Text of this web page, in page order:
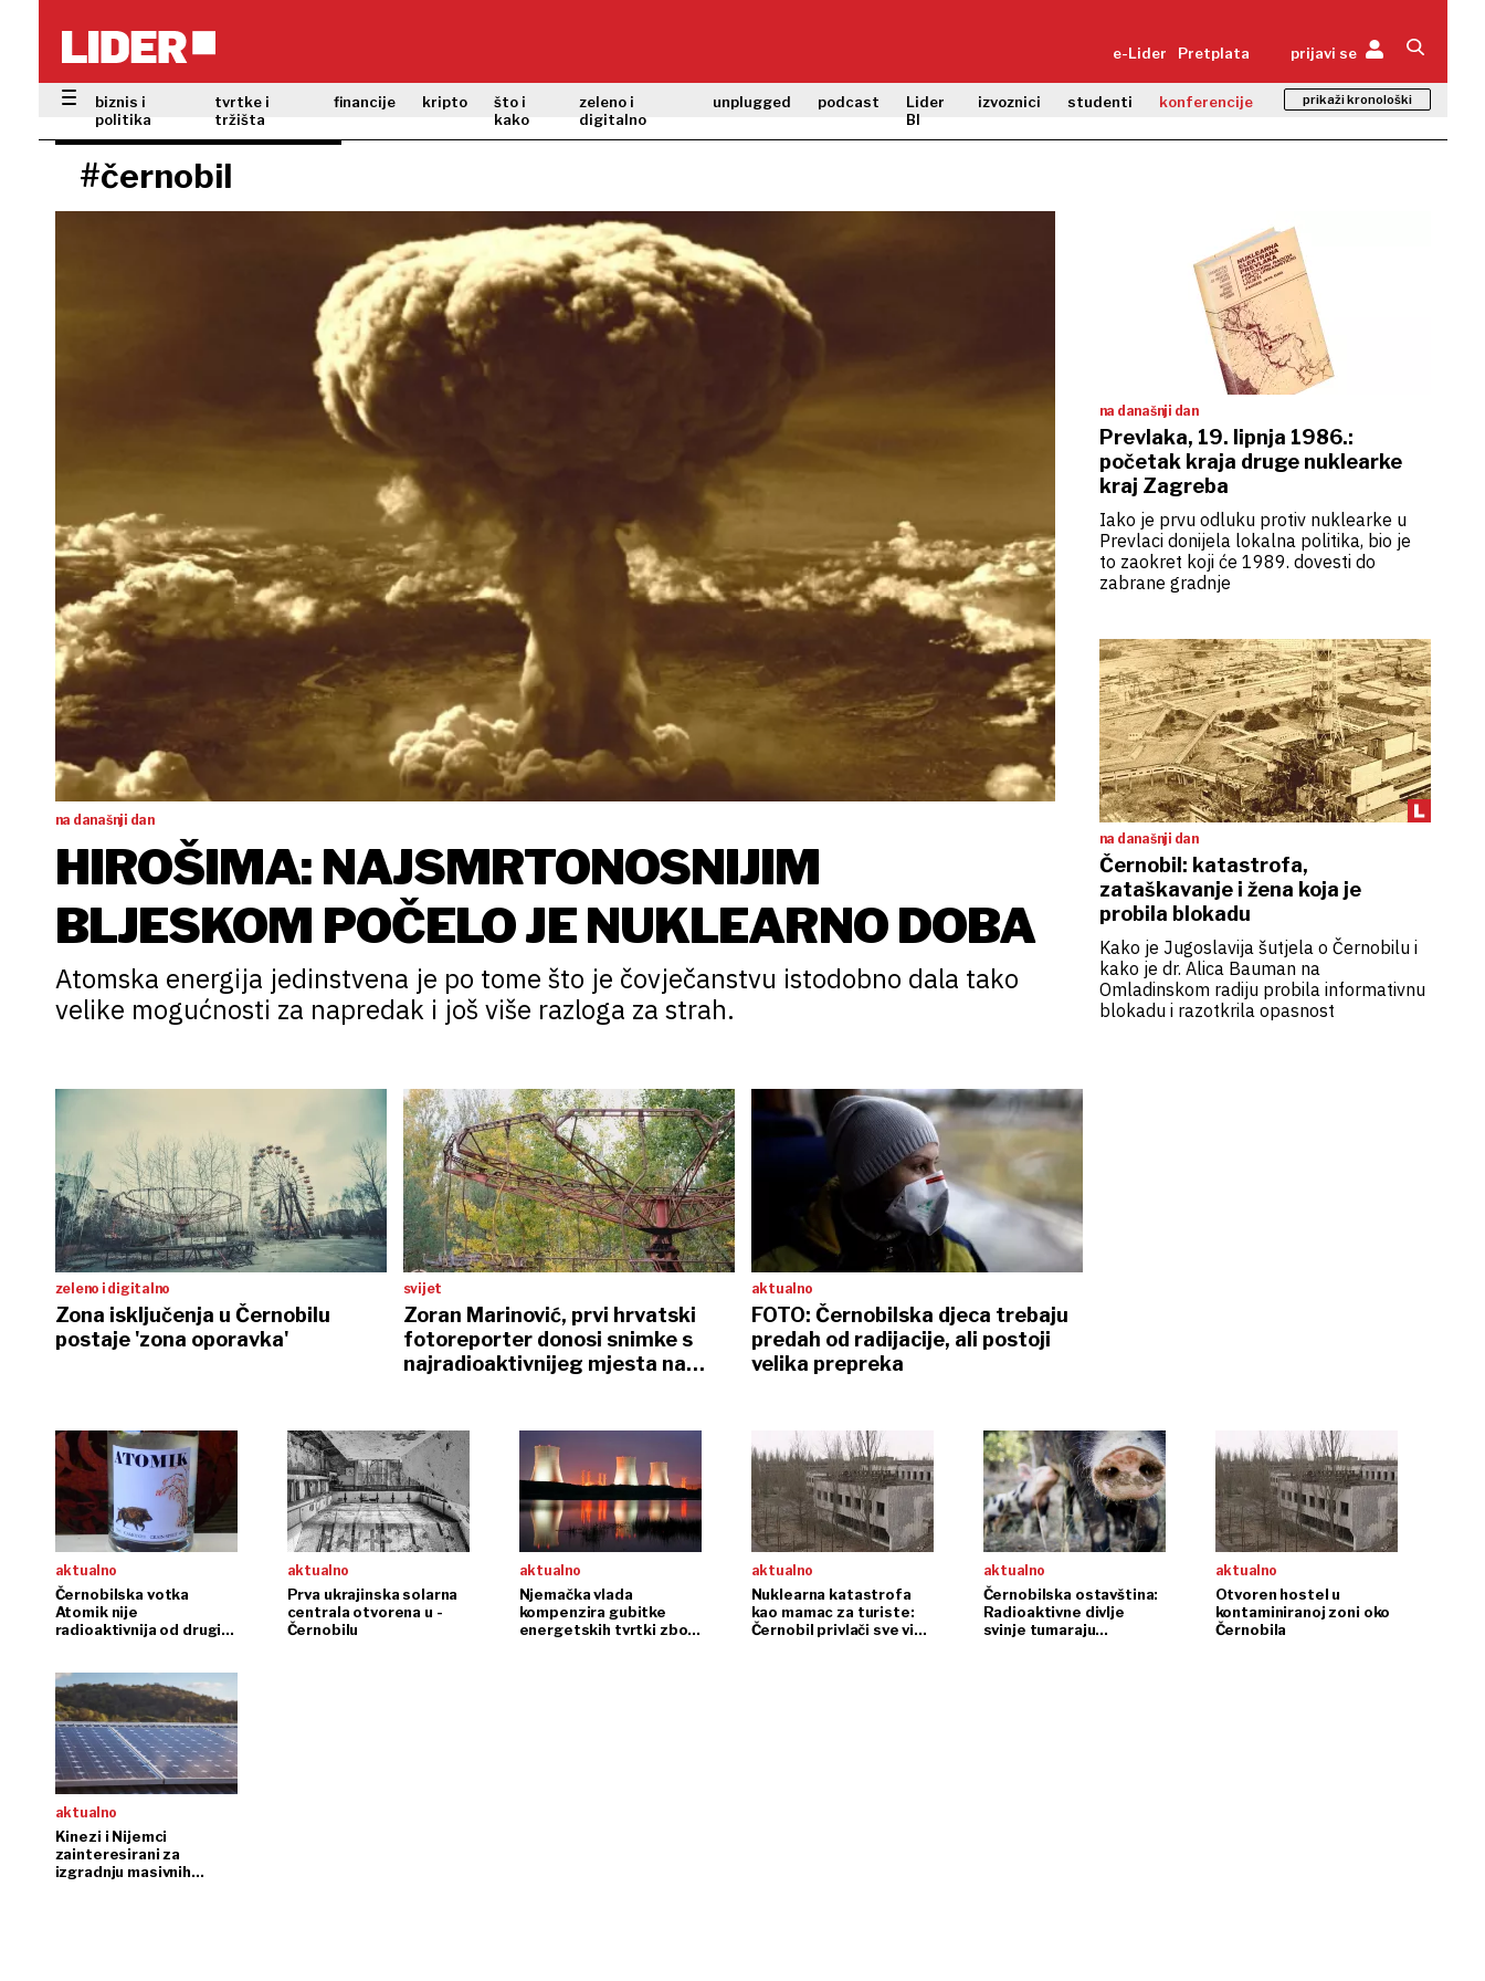
e-Lider Pretplata prijavi se
biznis i
politika
tvrtke i
tržišta
financije kripto
što i
kako
zeleno i
digitalno
unplugged podcast
Lider
BI
izvoznici studenti konferencije prikaži kronološki
#černobil
na današnji dan
HIROŠIMA: NAJSMRTONOSNIJIM
BLJESKOM POČELO JE NUKLEARNO DOBA
Atomska energija jedinstvena je po tome što je čovječanstvu istodobno dala tako
velike mogućnosti za napredak i još više razloga za strah.
na današnji dan
Prevlaka, 19. lipnja 1986.:
početak kraja druge nuklearke
kraj Zagreba
Iako je prvu odluku protiv nuklearke u
Prevlaci donijela lokalna politika, bio je
to zaokret koji će 1989. dovesti do
zabrane gradnje
na današnji dan
Černobil: katastrofa,
zataškavanje i žena koja je
probila blokadu
Kako je Jugoslavija šutjela o Černobilu i
kako je dr. Alica Bauman na
Omladinskom radiju probila informativnu
blokadu i razotkrila opasnost
zeleno i digitalno
Zona isključenja u Černobilu
postaje 'zona oporavka'
svijet
Zoran Marinović, prvi hrvatski
fotoreporter donosi snimke s
najradioaktivnijeg mjesta na
aktualno
FOTO: Černobilska djeca trebaju
predah od radijacije, ali postoji
velika prepreka
aktualno
Černobilska votka
Atomik nije
radioaktivnija od drugih
aktualno
Prva ukrajinska solarna
centrala otvorena u -
Černobilu
aktualno
Njemačka vlada
kompenzira gubitke
energetskih tvrtki zbog
aktualno
Nuklearna katastrofa
kao mamac za turiste:
Černobil privlači sve više
aktualno
Černobilska ostavština:
Radioaktivne divlje
svinje tumaraju
aktualno
Otvoren hostel u
kontaminiranoj zoni oko
Černobila
aktualno
Kinezi i Nijemci
zainteresirani za
izgradnju masivnih